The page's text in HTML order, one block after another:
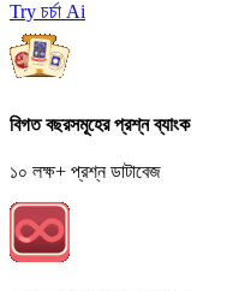
Try চর্চা Ai
বিগত বছরসমূহের প্রশ্ন ব্যাংক
১০ লক্ষ+ প্রশ্ন ডাটাবেজ